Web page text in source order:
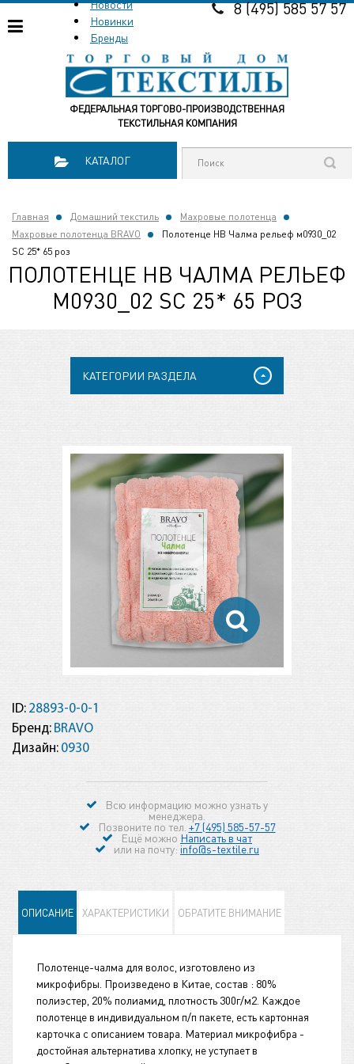
ФЕДЕРАЛЬНАЯ ТОРГОВО-ПРОИЗВОДСТВЕННАЯ
ТЕКСТИЛЬНАЯ КОМПАНИЯ
Новости
Новинки
Бренды
8 (495) 585 57 57
КАТАЛОГ
Главная Домашний текстиль
Махровые полотенца
Махровые полотенца BRAVO
Полотенце НВ Чалма рельеф м0930_02
SС 25* 65 роз
ПОЛОТЕНЦЕ НВ ЧАЛМА РЕЛЬЕФ
М0930_02 SС 25* 65 РОЗ
КАТЕГОРИИ РАЗДЕЛА
ID: 28893-0-0-1
Бренд: BRAVO
Дизайн: 0930
Всю информацию можно узнать у
менеджера.
Позвоните по тел. +7 (495) 585-57-57
Ещё можно Написать в чат
или на почту: info@s-textile.ru
ОПИСАНИЕ ХАРАКТЕРИСТИКИ ОБРАТИТЕ ВНИМАНИЕ
Полотенце-чалма для волос, изготовлено из
микрофибры. Произведено в Китае, состав : 80%
полиэстер, 20% полиамид, плотность 300г/м2. Каждое
полотенце в индивидуальном п/п пакете, есть картонная
карточка с описанием товара. Материал микрофибра -
достойная альтернатива хлопку, не уступает в